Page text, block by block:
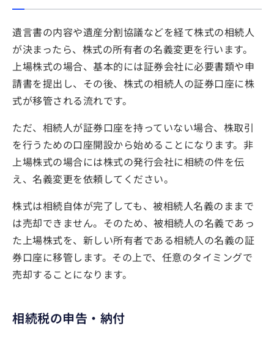
遺言書の内容や遺産分割協議などを経て株式の相続人
が決まったら、株式の所有者の名義変更を行います。
上場株式の場合、基本的には証券会社に必要書類や申
請書を提出し、その後、株式の相続人の証券口座に株
式が移管される流れです。
ただ、相続人が証券口座を持っていない場合、株取引
を行うための口座開設から始めることになります。非
上場株式の場合には株式の発行会社に相続の件を伝
え、名義変更を依頼してください。
株式は相続自体が完了しても、被相続人名義のままで
は売却できません。そのため、被相続人の名義であっ
た上場株式を、新しい所有者である相続人の名義の証
券口座に移管します。その上で、任意のタイミングで
売却することになります。
相続税の申告・納付